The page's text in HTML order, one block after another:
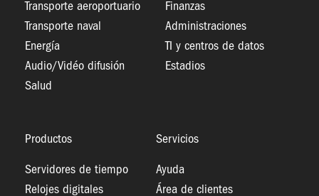
Transporte aeroportuario
Transporte naval
Energía
Audio/Vidéo difusión
Salud
Finanzas
Administraciones
TI y centros de datos
Estadios
Productos
Servidores de tiempo
Relojes digitales
Servicios
Ayuda
Área de clientes